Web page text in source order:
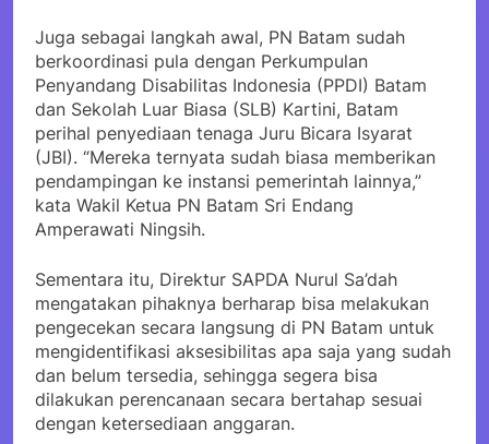
Juga sebagai langkah awal, PN Batam sudah
berkoordinasi pula dengan Perkumpulan
Penyandang Disabilitas Indonesia (PPDI) Batam
dan Sekolah Luar Biasa (SLB) Kartini, Batam
perihal penyediaan tenaga Juru Bicara Isyarat
(JBI). “Mereka ternyata sudah biasa memberikan
pendampingan ke instansi pemerintah lainnya,”
kata Wakil Ketua PN Batam Sri Endang
Amperawati Ningsih.
Sementara itu, Direktur SAPDA Nurul Sa’dah
mengatakan pihaknya berharap bisa melakukan
pengecekan secara langsung di PN Batam untuk
mengidentifikasi aksesibilitas apa saja yang sudah
dan belum tersedia, sehingga segera bisa
dilakukan perencanaan secara bertahap sesuai
dengan ketersediaan anggaran.